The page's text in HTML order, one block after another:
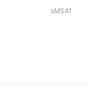
sM54f